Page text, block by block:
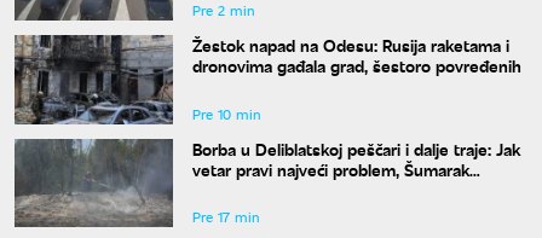
Pre 2 min
Žestok napad na Odesu: Rusija raketama i
dronovima gađala grad, šestoro povređenih
Pre 10 min
Borba u Deliblatskoj peščari i dalje traje: Jak
vetar pravi najveći problem, Šumarak
Pre 17 min